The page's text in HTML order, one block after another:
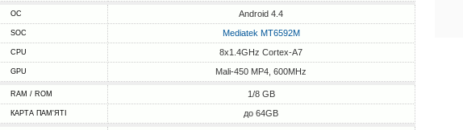
ОС Android 4.4
SOC Mediatek MT6592M
CPU 8x1.4GHz Cortex-A7
GPU Mali-450 MP4, 600MHz
RAM / ROM 1/8 GB
КАРТА ПАМ'ЯТІ до 64GB